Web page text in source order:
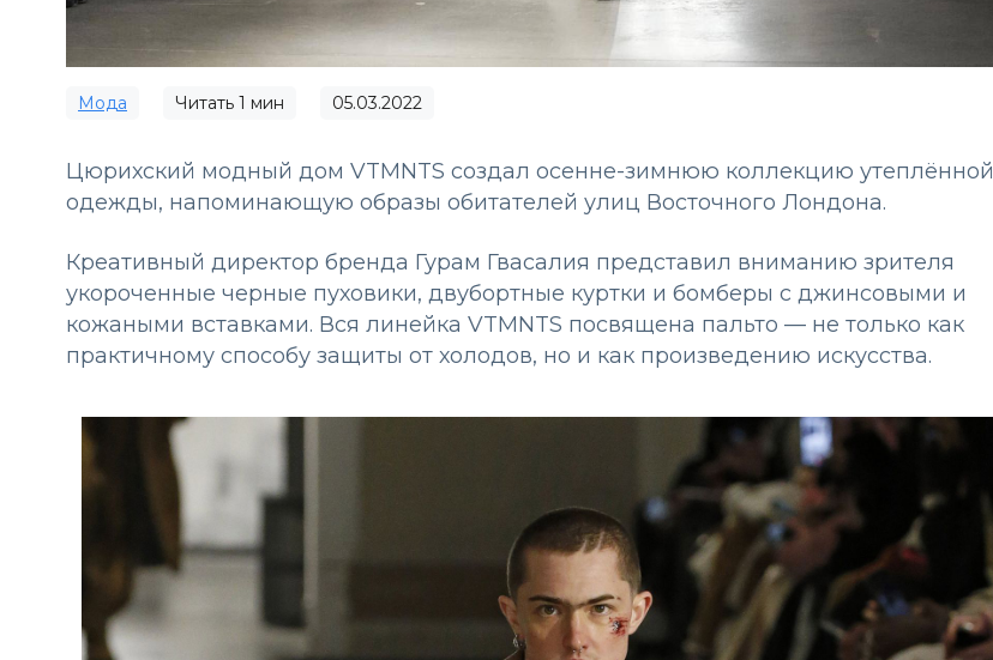
Мода Читать 1 мин 05.03.2022
Цюрихский модный дом VTMNTS создал осенне-зимнюю коллекцию утеплённой
одежды, напоминающую образы обитателей улиц Восточного Лондона.
Креативный директор бренда Гурам Гвасалия представил вниманию зрителя
укороченные черные пуховики, двубортные куртки и бомберы с джинсовыми и
кожаными вставками. Вся линейка VTMNTS посвящена пальто — не только как
практичному способу защиты от холодов, но и как произведению искусства.